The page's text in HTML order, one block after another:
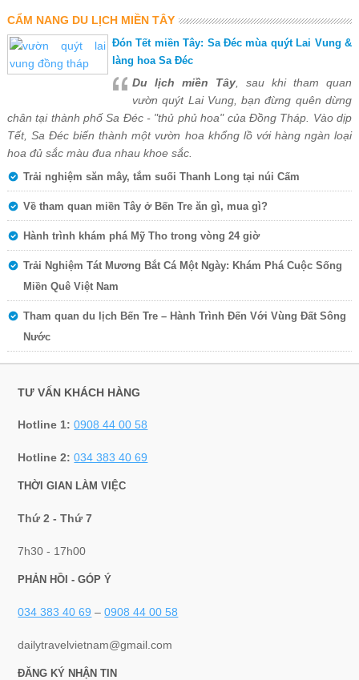
CẨM NANG DU LỊCH MIỀN TÂY
Đón Tết miền Tây: Sa Đéc mùa quýt Lai Vung &
làng hoa Sa Đéc
Du lịch miền Tây , sau khi tham quan
vườn quýt Lai Vung, bạn đừng quên dừng
chân tại thành phố Sa Đéc - "thủ phủ hoa" của Đồng Tháp. Vào dịp
Tết, Sa Đéc biến thành một vườn hoa khổng lồ với hàng ngàn loại
hoa đủ sắc màu đua nhau khoe sắc.
Trải nghiệm săn mây, tắm suối Thanh Long tại núi Cấm
Về tham quan miền Tây ở Bến Tre ăn gì, mua gì?
Hành trình khám phá Mỹ Tho trong vòng 24 giờ
Trải Nghiệm Tát Mương Bắt Cá Một Ngày: Khám Phá Cuộc Sống
Miền Quê Việt Nam
Tham quan du lịch Bến Tre – Hành Trình Đến Với Vùng Đất Sông
Nước
TƯ VẤN KHÁCH HÀNG
Hotline 1:0908 44 00 58
Hotline 2:034 383 40 69
THỜI GIAN LÀM VIỆC
Thứ 2 - Thứ 7
7h30 - 17h00
PHẢN HỒI - GÓP Ý
034 383 40 69 –0908 44 00 58
dailytravelvietnam@gmail.com
ĐĂNG KÝ NHẬN TIN